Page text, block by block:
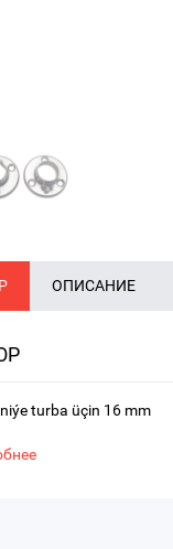
ОПИСАНИЕ
turba üçin 16 mm